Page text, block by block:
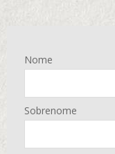
Nome
Sobrenome